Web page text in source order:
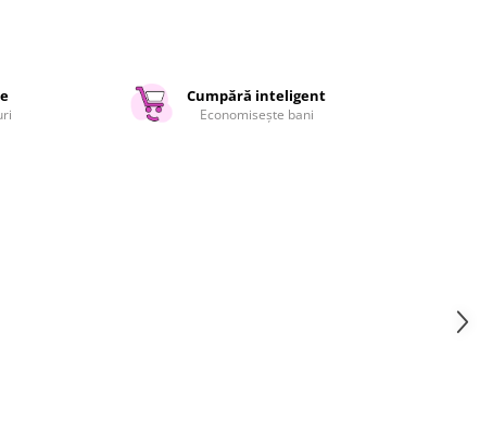
Cumpără inteligent
Economisește bani